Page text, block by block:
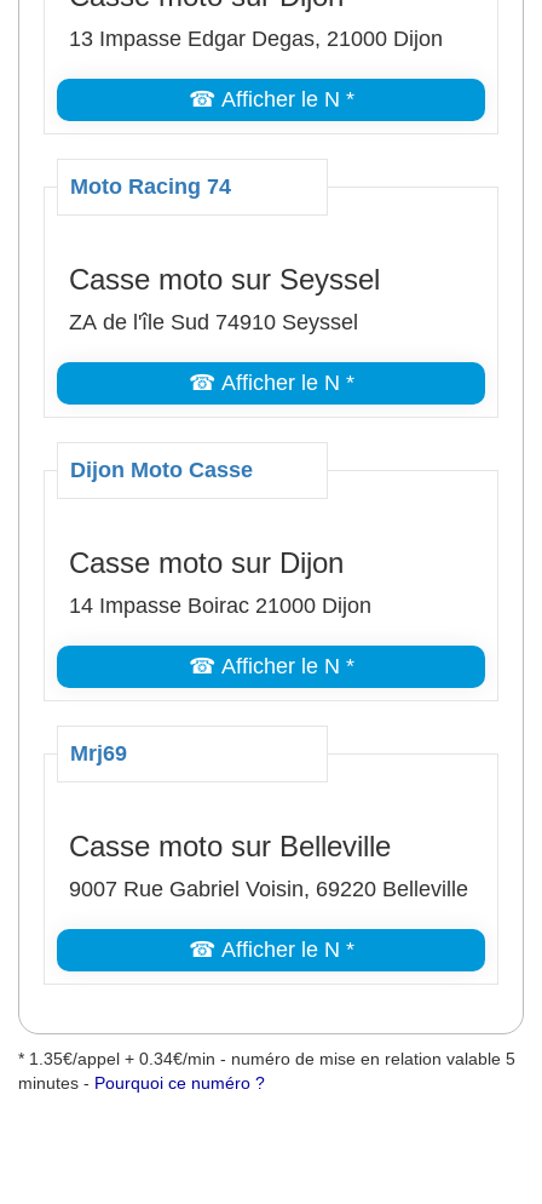
13 Impasse Edgar Degas, 21000 Dijon
☎ Afficher le N *
Moto Racing 74
Casse moto sur Seyssel
ZA de l'île Sud 74910 Seyssel
☎ Afficher le N *
Dijon Moto Casse
Casse moto sur Dijon
14 Impasse Boirac 21000 Dijon
☎ Afficher le N *
Mrj69
Casse moto sur Belleville
9007 Rue Gabriel Voisin, 69220 Belleville
☎ Afficher le N *
* 1.35€/appel + 0.34€/min - numéro de mise en relation valable 5
minutes - Pourquoi ce numéro ?